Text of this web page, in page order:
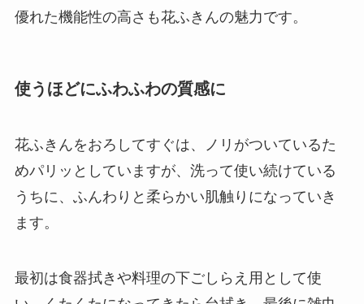
優れた機能性の高さも花ふきんの魅力です。
使うほどにふわふわの質感に
花ふきんをおろしてすぐは、ノリがついているた
めパリッとしていますが、 洗って使い続けている
うちに、ふんわりと柔らかい肌触り になっていき
ます。
最初は食器拭きや料理の下ごしらえ用として使